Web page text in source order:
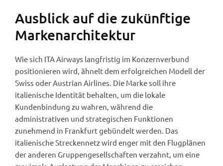
Ausblick auf die zukünftige
Markenarchitektur
Wie sich ITA Airways langfristig im Konzernverbund
positionieren wird, ähnelt dem erfolgreichen Modell der
Swiss oder Austrian Airlines. Die Marke soll ihre
italienische Identität behalten, um die lokale
Kundenbindung zu wahren, während die
administrativen und strategischen Funktionen
zunehmend in Frankfurt gebündelt werden. Das
italienische Streckennetz wird enger mit den Flugplänen
der anderen Gruppengesellschaften verzahnt, um eine